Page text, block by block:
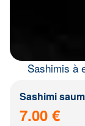
Sashimis à
Sashimi
7.00 €